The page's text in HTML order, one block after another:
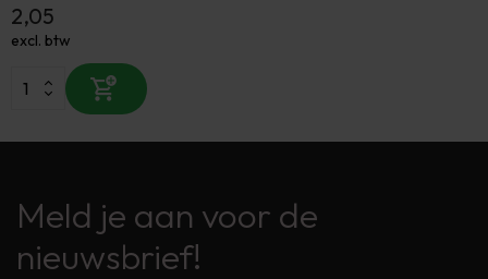
2,05
excl. btw
Meld je aan voor de
nieuwsbrief!